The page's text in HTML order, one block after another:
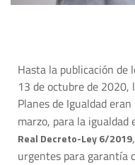
Hasta la publicación de
13 de octubre de
Planes de Igualdad eran
marzo, para la
Real Decreto-Ley 6/2019
urgentes para garantía